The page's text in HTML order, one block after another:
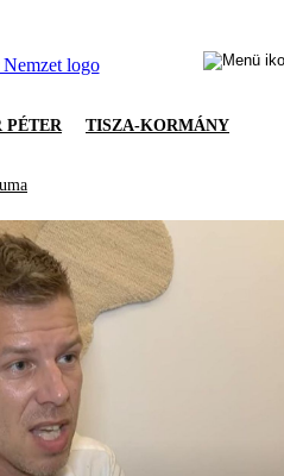
PÉTER TISZA-KORMÁNY